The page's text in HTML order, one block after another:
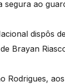
ao
dispôs
Brayan
Rodrigues,